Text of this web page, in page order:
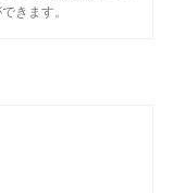
きます。